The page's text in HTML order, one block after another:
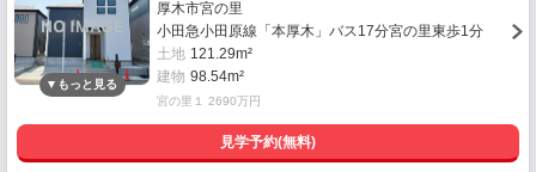
厚木市宮の里
小田急小田原線「本厚木」バス17分宮の里東歩1分
土地 121.29m²
建物 98.54m²
宮の里１ 2690万円
見学予約(無料)